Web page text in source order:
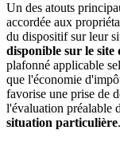
Un des atouts
accordée aux
du dispositif sur leur
disponible sur le site
plafonné applicable
que l'économie
favorise une prise de
l'évaluation préalable
situation particulière.